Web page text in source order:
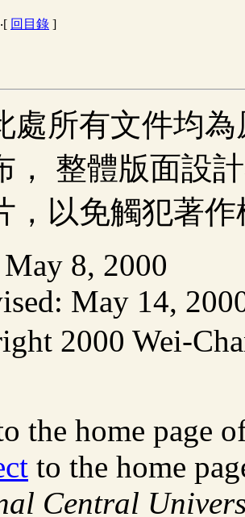
回目錄 ]
處所有文件均
， 整體版面設
，以免觸犯著作
8, 2000
May 14,
2000 Wei-
the home page
to the home
Central